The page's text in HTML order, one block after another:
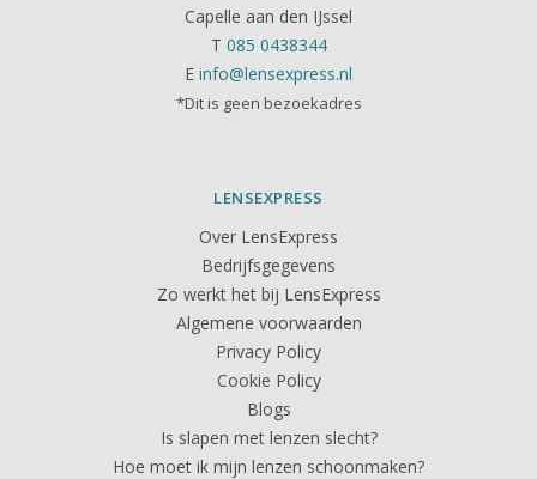
Capelle aan den IJssel
T 085 0438344
E info@lensexpress.nl
*Dit is geen bezoekadres
LENSEXPRESS
Over LensExpress
Bedrijfsgegevens
Zo werkt het bij LensExpress
Algemene voorwaarden
Privacy Policy
Cookie Policy
Blogs
Is slapen met lenzen slecht?
Hoe moet ik mijn lenzen schoonmaken?